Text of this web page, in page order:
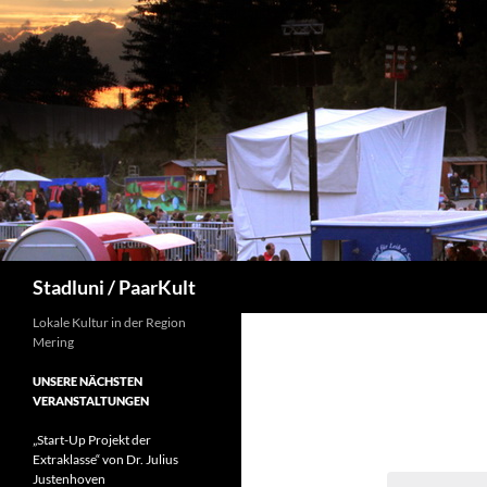
Stadluni / PaarKult
Lokale Kultur in der Region
Mering
UNSERE NÄCHSTEN
VERANSTALTUNGEN
„Start-Up Projekt der
Extraklasse“ von Dr. Julius
Justenhoven